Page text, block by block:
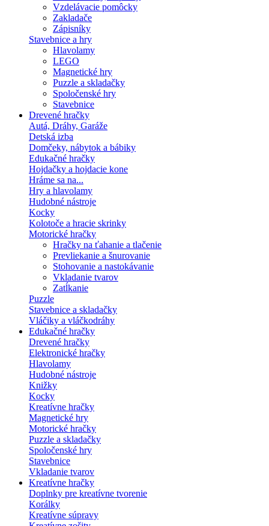
Vzdelávacie pomôcky
Zakladače
Zápisníky
Stavebnice a hry
Hlavolamy
LEGO
Magnetické hry
Puzzle a skladačky
Spoločenské hry
Stavebnice
Drevené hračky
Autá, Dráhy, Garáže
Detská izba
Domčeky, nábytok a bábiky
Edukačné hračky
Hojdačky a hojdacie kone
Hráme sa na...
Hry a hlavolamy
Hudobné nástroje
Kocky
Kolotoče a hracie skrinky
Motorické hračky
Hračky na ťahanie a tlačenie
Prevliekanie a šnurovanie
Stohovanie a nastokávanie
Vkladanie tvarov
Zatĺkanie
Puzzle
Stavebnice a skladačky
Vláčiky a vláčkodráhy
Edukačné hračky
Drevené hračky
Elektronické hračky
Hlavolamy
Hudobné nástroje
Knižky
Kocky
Kreatívne hračky
Magnetické hry
Motorické hračky
Puzzle a skladačky
Spoločenské hry
Stavebnice
Vkladanie tvarov
Kreatívne hračky
Doplnky pre kreatívne tvorenie
Korálky
Kreatívne súpravy